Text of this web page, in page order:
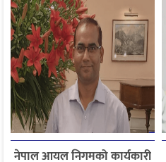
नेपाल आयल निगमको कार्यकारी